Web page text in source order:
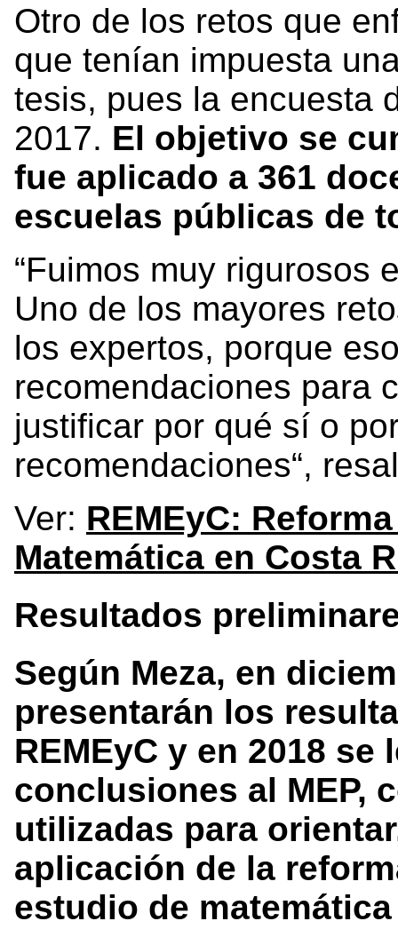
Otro de los retos que
que tenían impuesta
tesis, pues la encuesta
2017. El objetivo se
fue aplicado a 361
escuelas públicas de
“Fuimos muy rigurosos
Uno de los mayores
los expertos, porque
recomendaciones para
justificar por qué sí o
recomendaciones“,
Ver: REMEyC:
Matemática en Costa
Resultados
Según Meza, en
presentarán los
REMEyC y en 2018 se
conclusiones al MEP,
utilizadas para
aplicación de la
estudio de